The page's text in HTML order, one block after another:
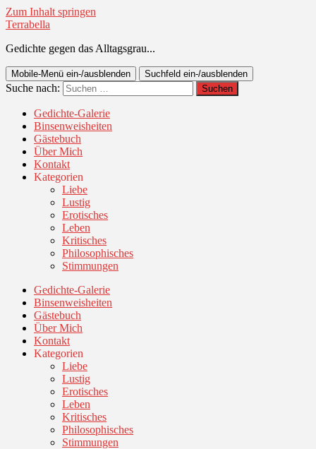
Zum Inhalt springen
Terrabella
Gedichte gegen das Alltagsgrau...
Mobile-Menü ein-/ausblenden Suchfeld ein-/ausblenden
Suche nach:
Gedichte-Galerie
Binsenweisheiten
Gästebuch
Über Mich
Kontakt
Kategorien
Liebe
Lustig
Erotisches
Leben
Kritisches
Philosophisches
Stimmungen
Gedichte-Galerie
Binsenweisheiten
Gästebuch
Über Mich
Kontakt
Kategorien
Liebe
Lustig
Erotisches
Leben
Kritisches
Philosophisches
Stimmungen